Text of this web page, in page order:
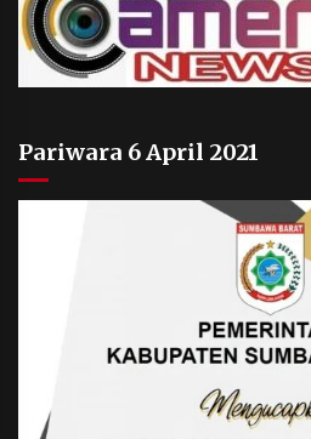
Pariwara 6 April 2021